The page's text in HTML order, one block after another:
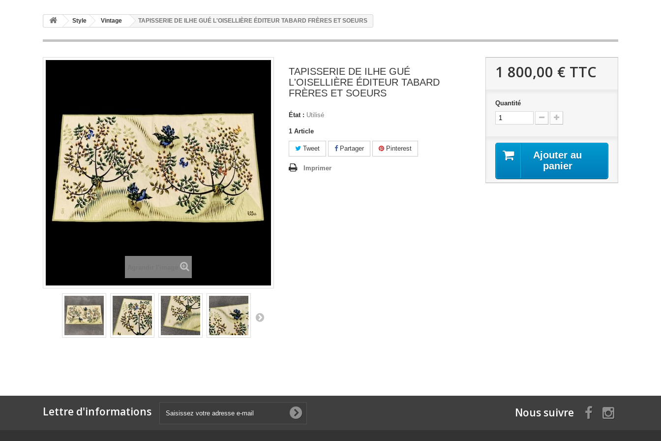
Style Vintage TAPISSERIE DE ILHE GUÉ L'OISELLIÈRE ÉDITEUR TABARD FRÈRES ET SOEURS
TAPISSERIE DE ILHE GUÉ
L'OISELLIÈRE ÉDITEUR TABARD
FRÈRES ET SOEURS
État : Utilisé
1 Article
Tweet Partager Pinterest
Imprimer
1 800,00 € TTC
Quantité
Ajouter au
panier
Lettre d'informations Nous suivre